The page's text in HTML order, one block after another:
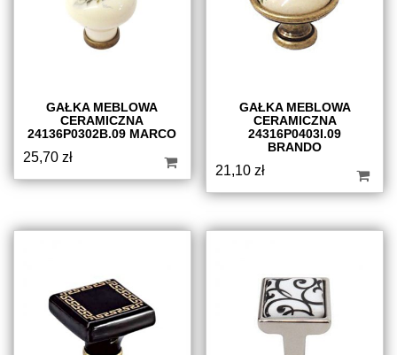
GAŁKA MEBLOWA
CERAMICZNA
24136P0302B.09 MARCO
25,70 zł
GAŁKA MEBLOWA
CERAMICZNA
24316P0403I.09
BRANDO
21,10zł